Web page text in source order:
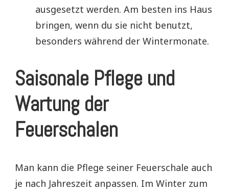
ausgesetzt werden. Am besten ins Haus
bringen, wenn du sie nicht benutzt,
besonders während der Wintermonate.
Saisonale Pflege und
Wartung der
Feuerschalen
Man kann die Pflege seiner Feuerschale auch
je nach Jahreszeit anpassen. Im Winter zum